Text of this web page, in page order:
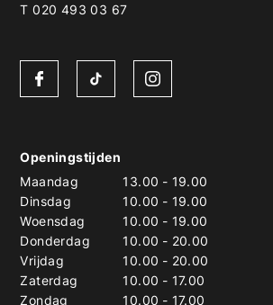
T 020 493 03 67
Openingstijden
Maandag
13.00 - 19.00
Dinsdag
10.00 - 19.00
Woensdag
10.00 - 19.00
Donderdag
10.00 - 20.00
Vrijdag
10.00 - 20.00
Zaterdag
10.00 - 17.00
Zondag
10.00 - 17.00